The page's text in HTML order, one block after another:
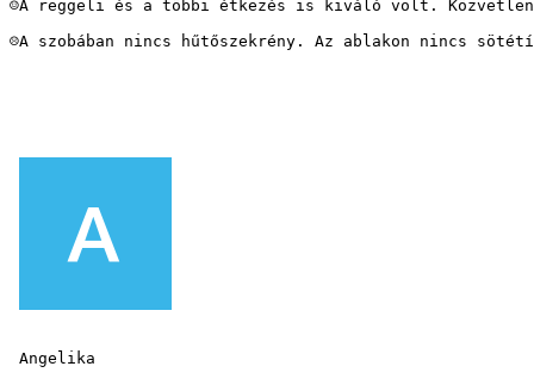
☺A reggeli és a többi étkezés is kiváló volt.
☹A szobában nincs hűtőszekrény. Az ablakon nincs
Angelika